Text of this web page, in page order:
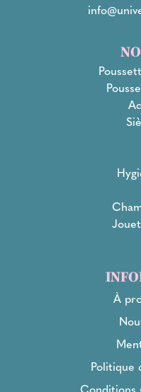
À
Politique
Conditions